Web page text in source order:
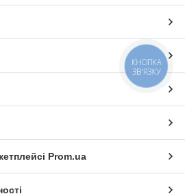
Prom.ua
КНОПКА
ЗВ'ЯЗКУ